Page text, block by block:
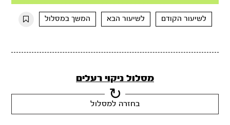
10s
10s
לשיעור הקודם
לשיעור הבא המשך במסלול
מסלול ניקוי רעלים
בחזרה למסלול